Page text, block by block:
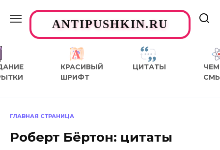
содержаниюANTIPUSHKIN.RU
КРАСИВЫЙ
ШРИФТ
ЦИТАТЫ
ЧЕМ
ГЛАВНАЯ СТРАНИЦА
Роберт Бёртон: цитаты